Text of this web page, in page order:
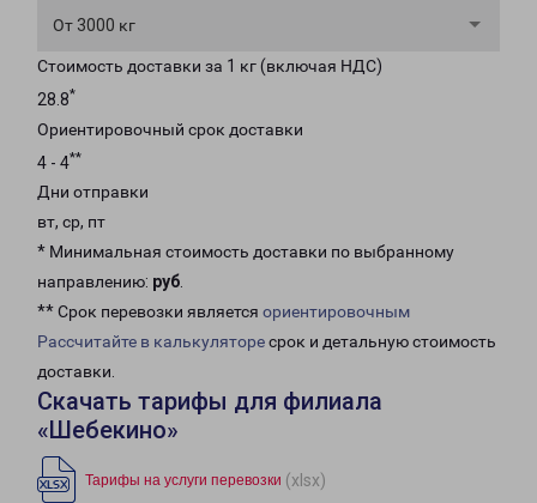
От 3000 кг
Стоимость доставки за 1 кг (включая НДС)
28.8*
Ориентировочный срок доставки
4 - 4**
Дни отправки
вт, ср, пт
* Минимальная стоимость доставки по выбранному
направлению: руб.
** Срок перевозки является ориентировочным
Рассчитайте в калькуляторесрок и детальную стоимость
доставки.
Скачать тарифы для филиала
«Шебекино»
Тарифы на услуги перевозки (xlsx)